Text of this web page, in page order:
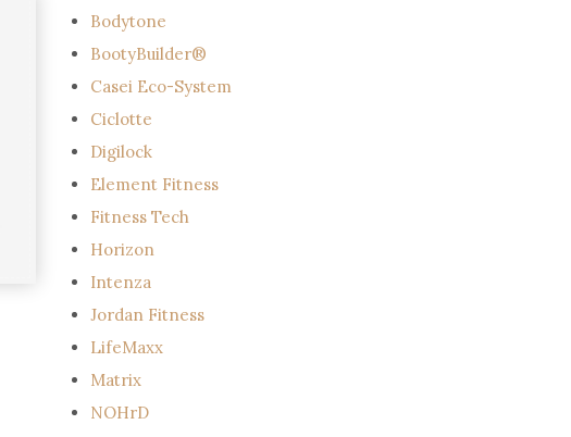
Bodytone
BootyBuilder®
Casei Eco-System
Ciclotte
Digilock
Element Fitness
Fitness Tech
Horizon
Intenza
Jordan Fitness
LifeMaxx
Matrix
NOHrD